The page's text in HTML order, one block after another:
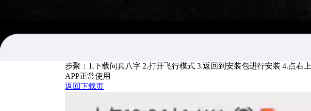
步聚：1.下载问真八字 2.打开飞行模式 3.返回到安装包进行安装 4.点
APP正常使用
返回下载页